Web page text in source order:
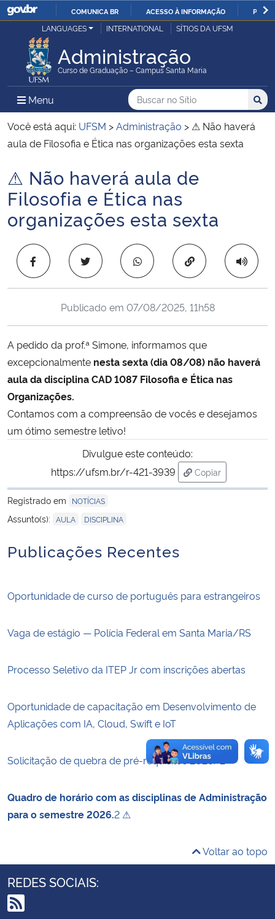
IR
O
COMUNICA BR ACESSO À INFORMAÇÃO
Ministério da Justiça e Segurança Pública
Ministério da Defesa
Ministério das Relações Exteriores
Ministério da Infraestrutura
Ministério da Agricultura, Pecuária e Abastecimento
Ministério da Educação
Ministério de Minas e Energia
Ministério da Ciência, Tecnologia, Inovações e Comunicações
Ministério do Meio Ambiente
Ministério do Desenvolvimento Regional
Ministério da Mulher, da Família e dos Direitos Humanos
Advocacia-Geral da União
Banco Central do Brasil
LANGUAGES INTERNATIONAL SÍTIOS DA UFSM
Administração
Curso de Graduação – Campus Santa Maria
Menu Menu Principal do Sítio
Busca
Buscar no no Sítio
Busca:
Você está aqui: UFSM >Administração > ⚠ Não haverá
aula de Filosofia e Ética nas organizações esta sexta
Início do conteúdo
⚠ Não haverá aula de
Filosofia e Ética nas
organizações esta sexta
Copiar para área
Publicado em 07/08/2025, 11h58
A pedido da prof.ª Simone, informamos que
excepcionalmente nesta sexta (dia 08/08) não haverá
aula da disciplina CAD 1087 Filosofia e Ética nas
Organizações.
Contamos com a compreensão de vocês e desejamos
um ótimo semestre letivo!
Divulgue este conteúdo:
https://ufsm.br/r-421-3939
Copiar
para área de
Registrado em
NOTÍCIAS
Assunto(s): AULA DISCIPLINA
Publicações Recentes
Oportunidade de curso de português para estrangeiros
Vaga de estágio — Polícia Federal em Santa Maria/RS
Processo Seletivo da ITEP Jr com inscrições abertas
Oportunidade de capacitação em Desenvolvimento de
Aplicações com IA, Cloud, Swift e IoT
Solicitação de quebra de pré-requisitos 2026/2
Quadro de horário com as disciplinas de Administração
para o semestre 2026.2 ⚠
Voltar ao topo
REDES SOCIAIS: